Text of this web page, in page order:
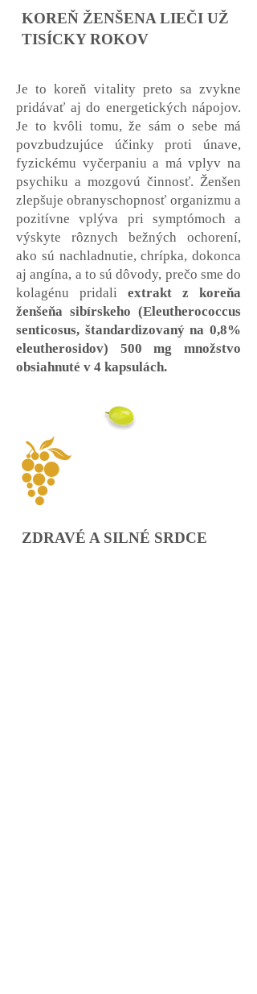
KOREŇ ŽENŠENA LIEČI UŽ
TISÍCKY ROKOV
Je to koreň vitality preto sa zvykne
pridávať aj do energetických nápojov.
Je to kvôli tomu, že sám o sebe má
povzbudzujúce účinky proti únave,
fyzickému vyčerpaniu a má vplyv na
psychiku a mozgovú činnosť. Ženšen
zlepšuje obranyschopnosť organizmu a
pozitívne vplýva pri symptómoch a
výskyte rôznych bežných ochorení,
ako sú nachladnutie, chrípka, dokonca
aj angína, a to sú dôvody, prečo sme do
kolagénu pridali extrakt z koreňa
ženšeňa sibírskeho (Eleutherococcus
senticosus, štandardizovaný na 0,8%
eleutherosidov) 500 mg množstvo
obsiahnuté v 4 kapsulách.
ZDRAVÉ A SILNÉ SRDCE